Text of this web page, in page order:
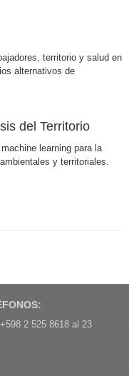
territorio y salud en
alternativos de
del Territorio
learning para la
y territoriales.
+598 2 525 8618 al 23